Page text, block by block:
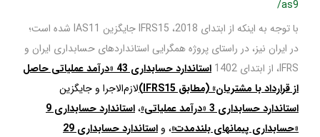
/as9
با توجه به اینکه از ابتدای 2018، IFRS15 جایگزین IAS11 شده است؛
در ایران نیز، در راستای پروژه همگرایی استانداردهای حسابداری ایران و
IFRS، از ابتدای 1402
استاندارد حسابداری 43 «درآمد عملیاتی حاصل
از قرارداد با مشتریان» (مطابق IFRS15)
لازم‌الاجرا و جایگزین
استاندارد حسابداری 3 «درآمد عملیاتی»
،
استاندارد حسابداری 9
«حسابداری پیمانهای بلندمدت»، و
استاندارد حسابداری 29